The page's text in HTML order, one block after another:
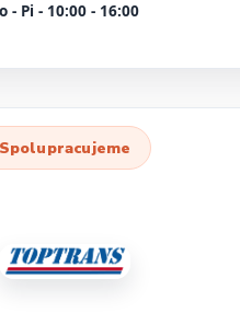
- Pi - 10:00 - 16:00
Spolupracujeme